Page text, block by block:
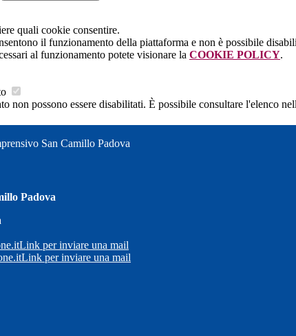
quali cookie consentire.
il funzionamento della piattaforma e non è possibile
al funzionamento potete visionare la COOKIE POLICY.
non possono essere disabilitati. È possibile consultare l'elenco
San Camillo Padova
Padova
Link per inviare una mail
Link per inviare una mail